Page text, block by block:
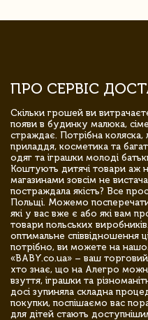
ПРО СЕРВІС
Скільки грошей ви
появи в будинку малюка,
страждає. Потрібна коляска,
приладдя, косметика та
одяг та іграшки молоді
Коштують дитячі товари аж
магазинами зовсім не
постраждала якість? Все
Польщі. Можемо
які у вас вже є або які вам
товари польських
оптимальне співвідношення
потрібно, ви можете на
«BABY.co.ua» – ваш
хто знає, що на Алегро
взуття, іграшки та
досі зупиняла складна
покупки, поспішаємо вас
для дітей стають